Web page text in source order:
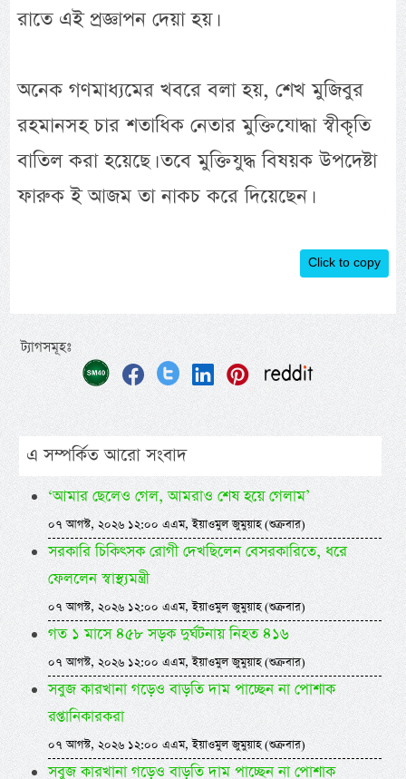
রাতে এই প্রজ্ঞাপন দেয়া হয়।
অনেক গণমাধ্যমের খবরে বলা হয়, শেখ মুজিবুর
রহমানসহ চার শতাধিক নেতার মুক্তিযোদ্ধা স্বীকৃতি
বাতিল করা হয়েছে। তবে মুক্তিযুদ্ধ বিষয়ক উপদেষ্টা
ফারুক ই আজম তা নাকচ করে দিয়েছেন।
Click to copy
ট্যাগসমূহঃ
এ সম্পর্কিত আরো সংবাদ
‘আমার ছেলেও গেল, আমরাও শেষ হয়ে গেলাম’
০৭ আগস্ট, ২০২৬ ১২:০০ এএম, ইয়াওমুল জুমুয়াহ (শুক্রবার)
সরকারি চিকিৎসক রোগী দেখছিলেন বেসরকারিতে, ধরে
ফেললেন স্বাস্থ্যমন্ত্রী
০৭ আগস্ট, ২০২৬ ১২:০০ এএম, ইয়াওমুল জুমুয়াহ (শুক্রবার)
গত ১ মাসে ৪৫৮ সড়ক দুর্ঘটনায় নিহত ৪১৬
০৭ আগস্ট, ২০২৬ ১২:০০ এএম, ইয়াওমুল জুমুয়াহ (শুক্রবার)
সবুজ কারখানা গড়েও বাড়তি দাম পাচ্ছেন না পোশাক
রপ্তানিকারকরা
০৭ আগস্ট, ২০২৬ ১২:০০ এএম, ইয়াওমুল জুমুয়াহ (শুক্রবার)
সবুজ কারখানা গড়েও বাড়তি দাম পাচ্ছেন না পোশাক